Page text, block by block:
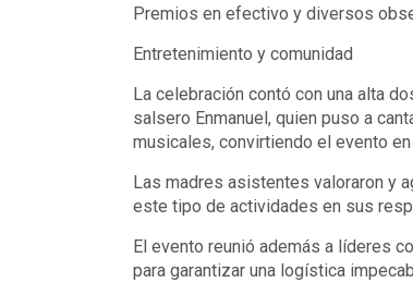
Premios en efectivo y diversos
Entretenimiento y comunidad
La celebración contó con una alta
salsero Enmanuel, quien puso a
musicales, convirtiendo el evento
Las madres asistentes valoraron y
este tipo de actividades en sus
El evento reunió además a líderes
para garantizar una logística